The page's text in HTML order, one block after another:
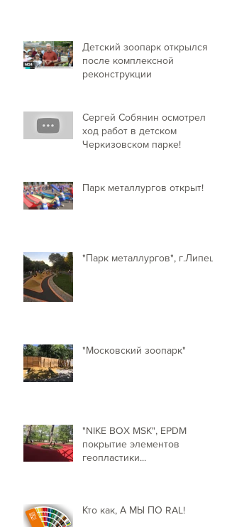
Детский зоопарк открылся
после комплексной
реконструкции
Сергей Собянин осмотрел
ход работ в детском
Черкизовском парке!
Парк металлургов открыт!
"Парк металлургов", г.Липецк
"Московский зоопарк"
"NIKE BOX MSK", EPDM
покрытие элементов
геопластики...
Кто как, А МЫ ПО RAL!